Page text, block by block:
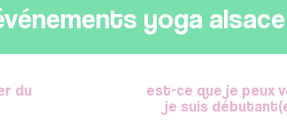
yoga alsace
du
est-ce que je peux
je suis